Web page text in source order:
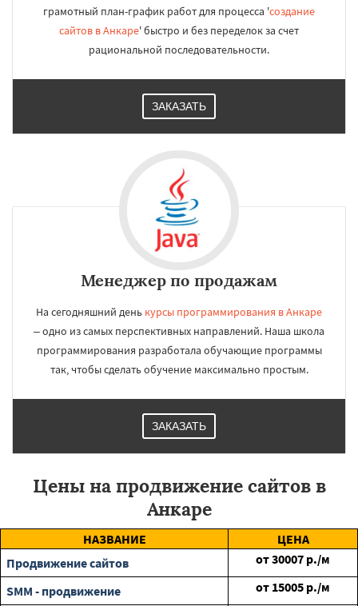
грамотный план-график работ для процесса 'создание
сайтов в Анкаре' быстро и без переделок за счет
рациональной последовательности.
ЗАКАЗАТЬ
Менеджер по продажам
На сегодняшний день курсы программирования в Анкаре
– одно из самых перспективных направлений. Наша школа
программирования разработала обучающие программы
так, чтобы сделать обучение максимально простым.
ЗАКАЗАТЬ
Цены на продвижение сайтов в
Анкаре
НАЗВАНИЕ
ЦЕНА
Продвижение сайтов
от30007 р./м
SMM - продвижение
от 15005 р./м